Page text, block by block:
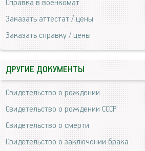
Справка в военкомат
Заказать аттестат / цены
Заказать справку / цены
ДРУГИЕ ДОКУМЕНТЫ
Свидетельство о рождении
Свидетельство о рождении СССР
Свидетельство о смерти
Свидетельство о заключении брака